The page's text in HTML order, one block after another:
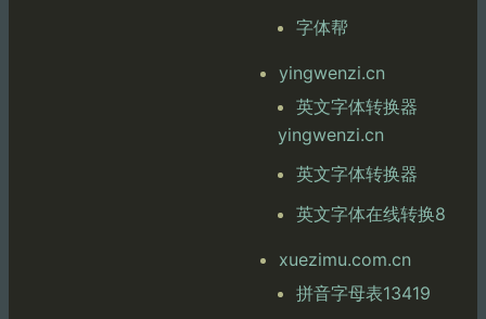
字体帮
yingwenzi.cn
英文字体转换器
yingwenzi.cn
英文字体转换器
英文字体在线转换8
xuezimu.com.cn
拼音字母表13419